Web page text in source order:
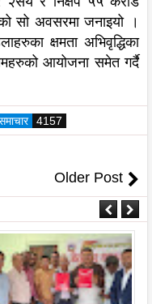
सो अवसरमा जनाइयो ।
क्षमता अभिवृद्धिका
आयोजना समेत गर्दै
4157
Older Post